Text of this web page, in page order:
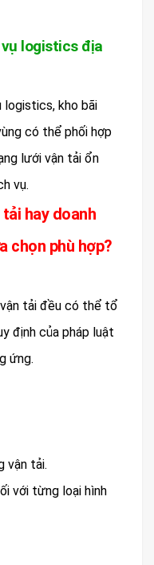
logistics địa
logistics, kho bãi
có thể phối hợp
lưới vận tải ổn
vụ.
hay doanh
chọn phù hợp?
tải đều có thể tổ
định của pháp luật
ứng.
vận tải.
với từng loại hình